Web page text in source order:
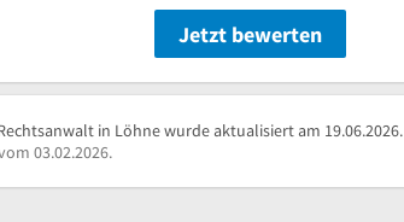
Jetzt bewerten
in Löhne wurde aktualisiert am 19.06.2026.
03.02.2026.